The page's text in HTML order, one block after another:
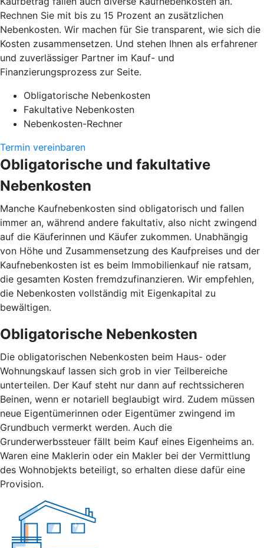
Rechnen Sie mit bis zu 15 Prozent an zusätzlichen
Nebenkosten. Wir machen für Sie transparent, wie sich die
Kosten zusammensetzen. Und stehen Ihnen als erfahrener
und zuverlässiger Partner im Kauf- und
Finanzierungsprozess zur Seite.
Obligatorische Nebenkosten
Fakultative Nebenkosten
Nebenkosten-Rechner
Termin vereinbaren
Obligatorische und fakultative
Nebenkosten
Manche Kaufnebenkosten sind obligatorisch und fallen
immer an, während andere fakultativ, also nicht zwingend
auf die Käuferinnen und Käufer zukommen. Unabhängig
von Höhe und Zusammensetzung des Kaufpreises und der
Kaufnebenkosten ist es beim Immobilienkauf nie ratsam,
die gesamten Kosten fremdzufinanzieren. Wir empfehlen,
die Nebenkosten vollständig mit Eigenkapital zu
bewältigen.
Obligatorische Nebenkosten
Die obligatorischen Nebenkosten beim Haus- oder
Wohnungskauf lassen sich grob in vier Teilbereiche
unterteilen. Der Kauf steht nur dann auf rechtssicheren
Beinen, wenn er notariell beglaubigt wird. Zudem müssen
neue Eigentümerinnen oder Eigentümer zwingend im
Grundbuch vermerkt werden. Auch die
Grunderwerbssteuer fällt beim Kauf eines Eigenheims an.
Waren eine Maklerin oder ein Makler bei der Vermittlung
des Wohnobjekts beteiligt, so erhalten diese dafür eine
Provision.